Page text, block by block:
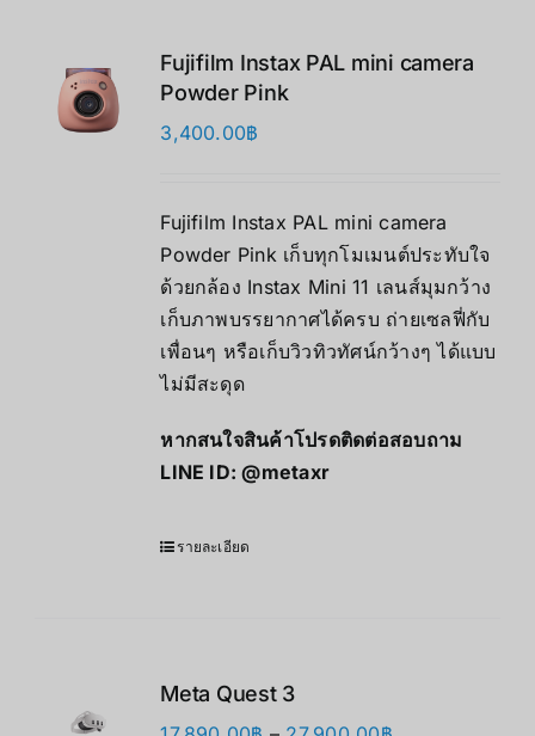
Fujifilm Instax PAL mini camera
Powder Pink
3,400.00฿
Fujifilm Instax PAL mini camera
Powder Pink เก็บทุกโมเมนต์ประทับใจ
ด้วยกล้อง Instax Mini 11 เลนส์มุมกว้าง
เก็บภาพบรรยากาศได้ครบ ถ่ายเซลฟี่กับ
เพื่อนๆ หรือเก็บวิวทิวทัศน์กว้างๆ ได้แบบ
ไม่มีสะดุด
หากสนใจสินค้าโปรดติดต่อสอบถาม
LINE ID:@metaxr
รายละเอียด
Meta Quest 3